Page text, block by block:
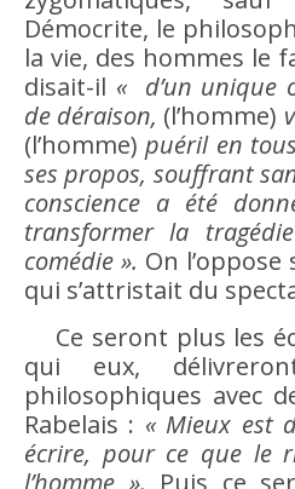
Démocrite, le
la vie, des hommes le
disait-il « d’un unique
de déraison, (l’homme)
(l’homme)puéril en
ses propos, souffrant
conscience a été
transformer la
comédie ». On
qui s’attristait du
Ce seront plus les
qui eux,
philosophiques avec
Rabelais : « Mieux est
écrire, pour ce que le
l’homme ». Puis ce